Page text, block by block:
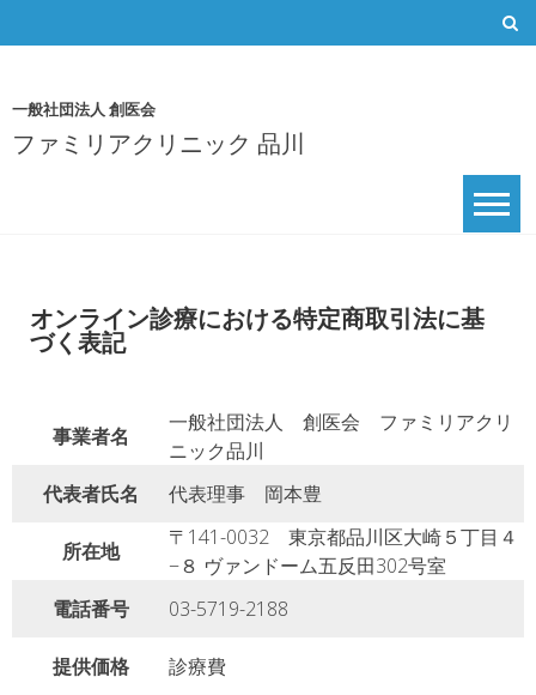
to
一般社団法人 創医会
ファミリアクリニック 品川
オンライン診療における特定商取引法に基
づく表記
事業者名
一般社団法人 創医会 ファミリアクリ
ニック品川
代表者氏名
代表理事 岡本豊
所在地
〒141-0032 東京都品川区大崎５丁目４
−８ ヴァンドーム五反田302号室
電話番号
03-5719-2188
提供価格 診療費